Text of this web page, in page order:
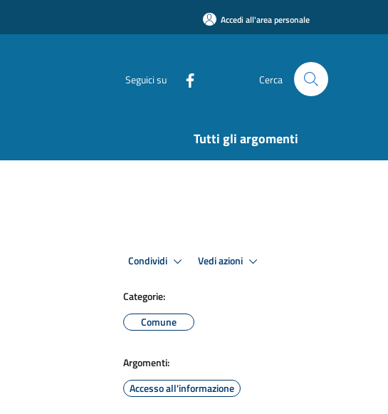
Accedi all'area personale
Seguici su Cerca
Tutti gli argomenti
Condividi Vedi azioni
Categorie:
Comune
Argomenti:
Accesso all'informazione